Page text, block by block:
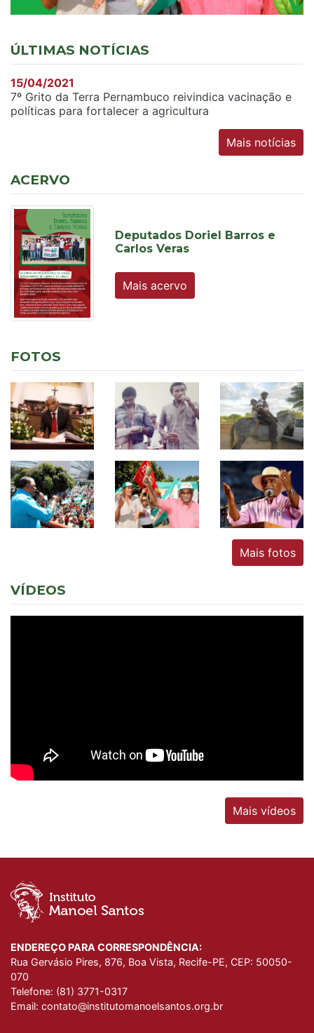
ÚLTIMAS NOTÍCIAS
15/04/2021
7º Grito da Terra Pernambuco reivindica vacinação e
políticas para fortalecer a agricultura
Mais notícias
ACERVO
Deputados Doriel Barros e
Carlos Veras
Mais acervo
FOTOS
Mais fotos
VÍDEOS
Mais vídeos
ENDEREÇO PARA CORRESPONDÊNCIA:
Rua Gervásio Pires, 876, Boa Vista, Recife-PE, CEP: 50050-
070
Telefone: (81) 3771-0317
Email: contato@institutomanoelsantos.org.br